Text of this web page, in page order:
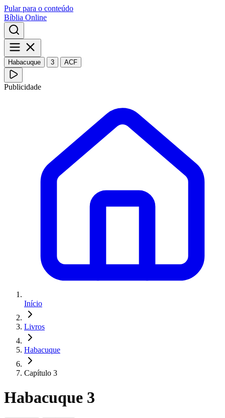
Pular para o conteúdo
Bíblia Online
Habacuque 3 ACF
Publicidade
Início
Livros
Habacuque
Capítulo 3
Habacuque 3